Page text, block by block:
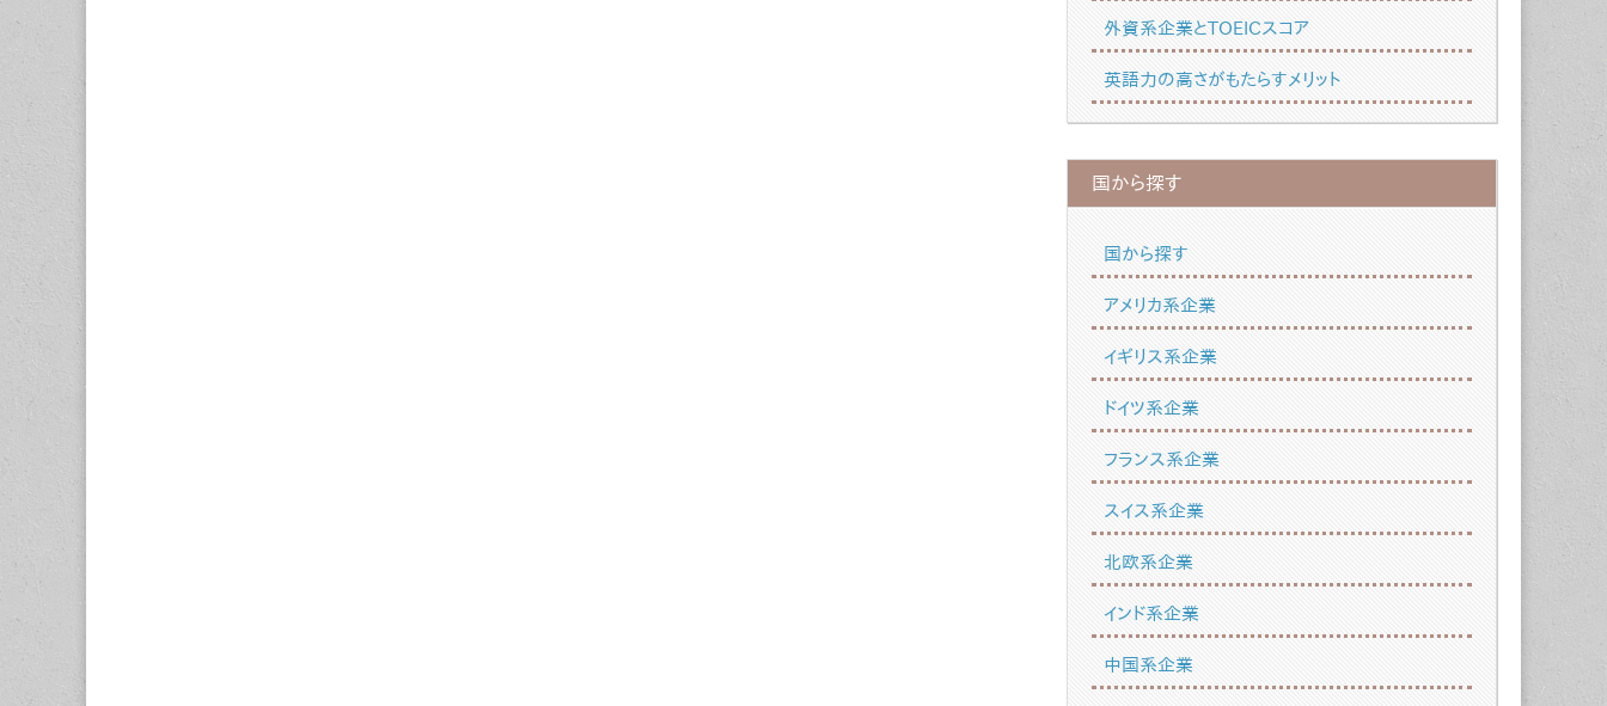
外資系企業とTOEICスコア
英語力の高さがもたらすメリット
国から探す
国から探す
アメリカ系企業
イギリス系企業
ドイツ系企業
フランス系企業
スイス系企業
北欧系企業
インド系企業
中国系企業